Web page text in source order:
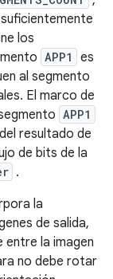
los
APP1
es
al segmento
El marco de
APP1
resultado de
de bits de la
.
la
de salida,
la imagen
no debe rotar